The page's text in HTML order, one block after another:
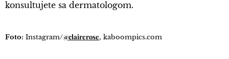
konsultujete sa dermatologom.
Foto: Instagram/@clairerose, kaboompics.com